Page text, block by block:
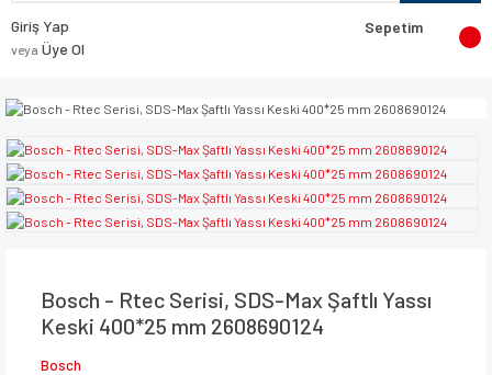
Giriş Yap
veya Üye Ol
Sepetim
Bosch - Rtec Serisi, SDS-Max Şaftlı Yassı
Keski 400*25 mm 2608690124
Bosch